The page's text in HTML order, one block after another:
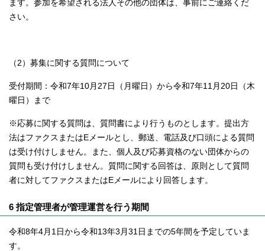
ます。参加を希望される法人その他の団体は、事前にご連絡くだ
さい。
（2）募集に関する質問について
受付期間：令和7年10月27日（月曜日）から令和7年11月20日（木
曜日）まで
※応募に関する質問は、質問書により行うものとします。提出方
法はファクスまたはEメールとし、郵送、電話及び口頭による質問
は受け付けしません。また、個人及び応募資格のない団体からの
質問も受け付けしません。質問に関する回答は、原則として質問
者に対してファクスまたはEメールにより回答します。
6 指定管理者が管理運営を行う期間
令和8年4月1日から令和13年3月31日までの5年間を予定していま
す。